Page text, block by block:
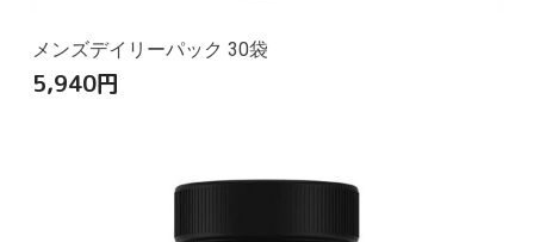
メンズデイリーパック 30袋
5,940円